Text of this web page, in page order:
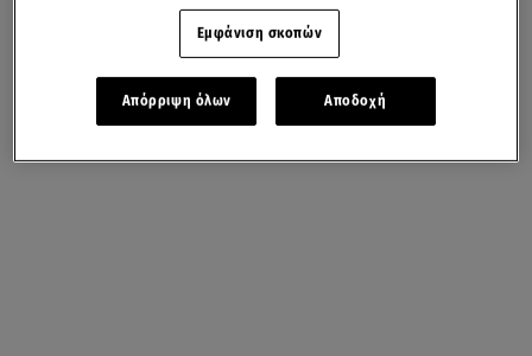
Εμφάνιση σκοπών
Απόρριψη όλων Αποδοχή